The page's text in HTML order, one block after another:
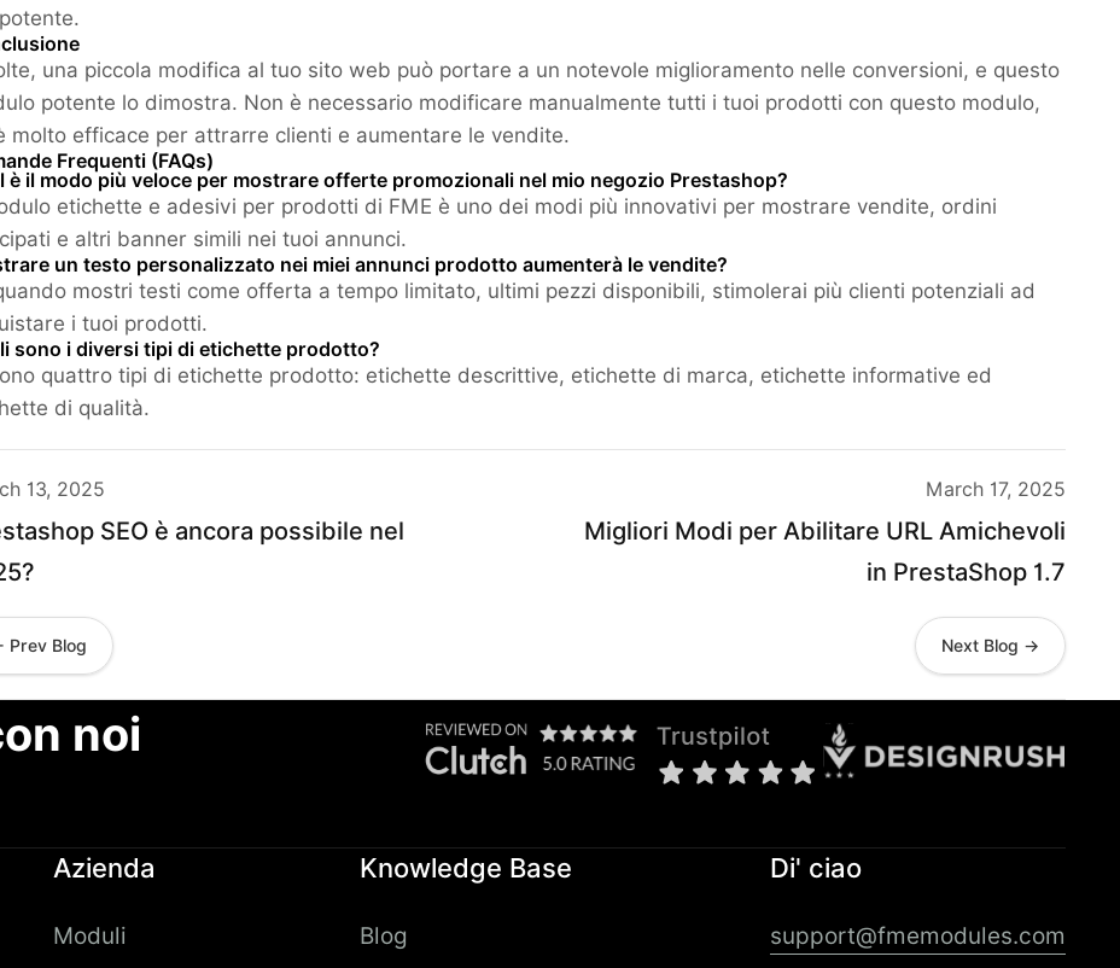
una piccola modifica al tuo sito web può portare a un notevole miglioramento nelle conversioni, e questo
potente lo dimostra. Non è necessario modificare manualmente tutti i tuoi prodotti con questo modulo,
molto efficace per attrarre clienti e aumentare le vendite.
Frequenti (FAQs)
è il modo più veloce per mostrare offerte promozionali nel mio negozio Prestashop?
etichette e adesivi per prodotti di FME è uno dei modi più innovativi per mostrare vendite, ordini
e altri banner simili nei tuoi annunci.
un testo personalizzato nei miei annunci prodotto aumenterà le vendite?
mostri testi come offerta a tempo limitato, ultimi pezzi disponibili, stimolerai più clienti potenziali ad
i tuoi prodotti.
sono i diversi tipi di etichette prodotto?
quattro tipi di etichette prodotto: etichette descrittive, etichette di marca, etichette informative ed
di qualità.
13, 2025
SEO è ancora possibile nel
Prev Blog
March 17, 2025
Migliori Modi per Abilitare URL Amichevoli
in PrestaShop 1.7
Next Blog →
noi
Azienda
Moduli
Knowledge Base
Blog
Di' ciao
support@fmemodules.com